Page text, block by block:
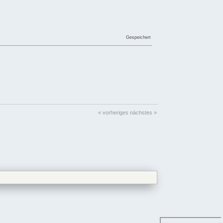
Gespeichert
« vorheriges nächstes »